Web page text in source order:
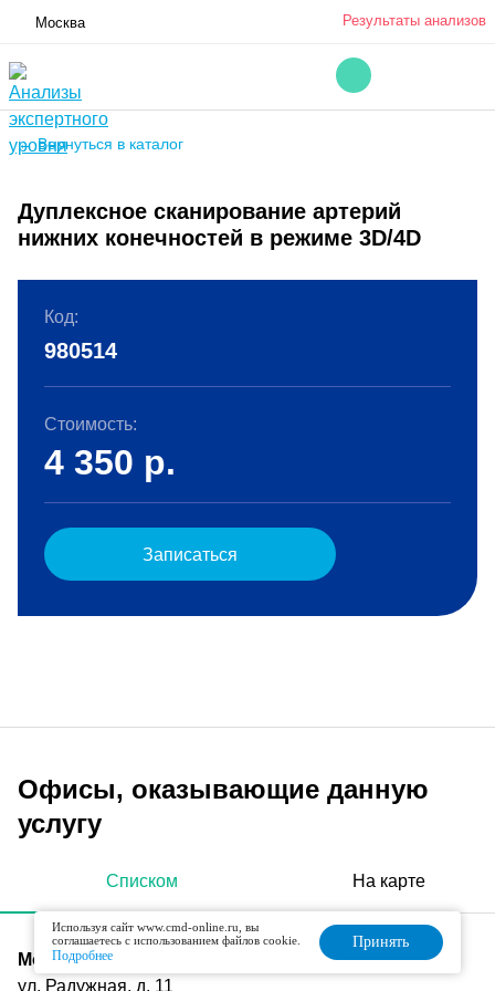
Москва Результаты анализов
← Вернуться в каталог
Дуплексное сканирование артерий
нижних конечностей в режиме 3D/4D
Код:
980514
Стоимость:
4 350 р.
Записаться
Офисы, оказывающие данную
услугу
Списком На карте
Московский
ул. Радужная, д. 11
Используя сайт www.cmd-online.ru, вы
соглашаетесь с использованием файлов cookie.
Подробнее
Принять